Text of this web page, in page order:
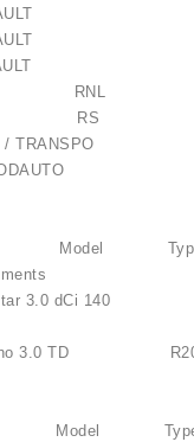
556 RNL
RS
/ TRANSPO
Model
3.0
3.0
Model